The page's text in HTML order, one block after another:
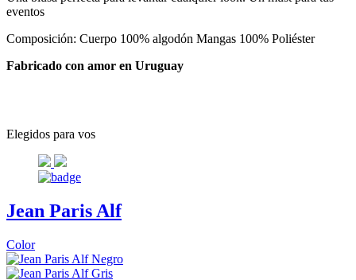
eventos
Composición: Cuerpo 100% algodón Mangas 100% Poliéster
Fabricado con amor en Uruguay
Elegidos para vos
Jean Paris Alf
Color